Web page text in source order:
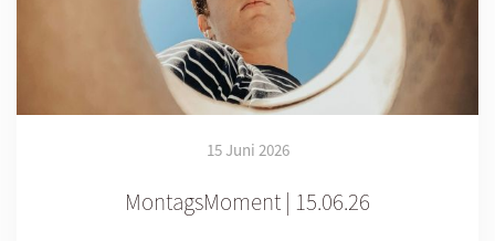
15 Juni 2026
MontagsMoment | 15.06.26